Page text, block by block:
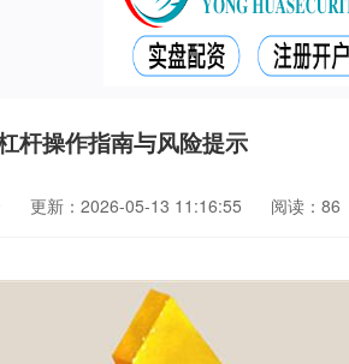
杆操作指南与风险提示
更新：2026-05-13 11:16:55 阅读：86